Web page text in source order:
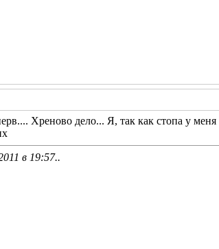
Хреново дело... Я, так как стопа у
в 19:57..